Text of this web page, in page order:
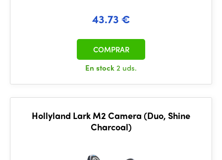
43.73 €
En stock2 uds.
COMPRAR
Hollyland Lark M2 Camera (Duo, Shine
Charcoal)